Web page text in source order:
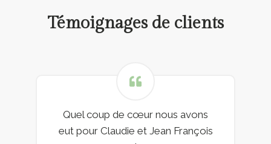
Témoignages de clients
Quel coup de cœur nous avons
eut pour Claudie et Jean François